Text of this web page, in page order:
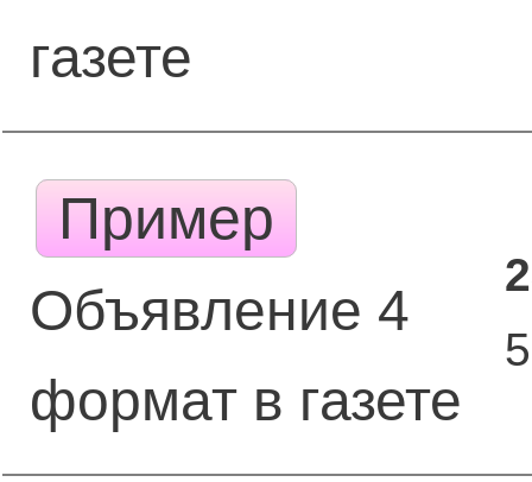
газете
Пример
Объявление 4
формат в газете